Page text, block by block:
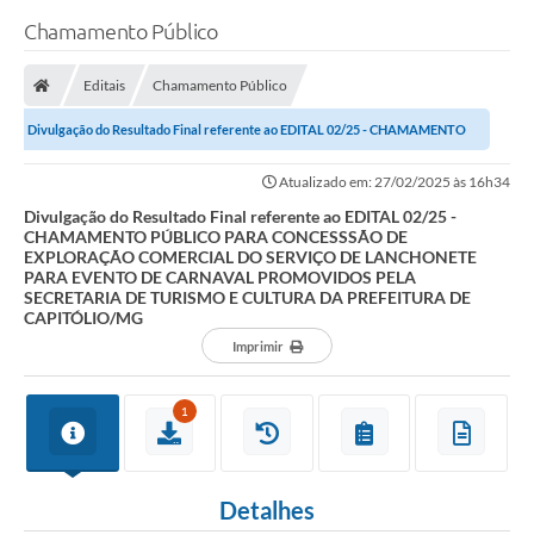
Controle Interno
LGPD
Editais
A Prefeitura
Obras
Chamamento Público
Editais Chamamento Público
Divulgação do Resultado Final referente ao EDITAL 02/25 - CHAMAMENTO
Atualizado em: 27/02/2025 às 16h34
Divulgação do Resultado Final referente ao EDITAL 02/25 -
CHAMAMENTO PÚBLICO PARA CONCESSSÃO DE
EXPLORAÇÃO COMERCIAL DO SERVIÇO DE LANCHONETE
PARA EVENTO DE CARNAVAL PROMOVIDOS PELA
SECRETARIA DE TURISMO E CULTURA DA PREFEITURA DE
CAPITÓLIO/MG
Imprimir
1
Detalhes